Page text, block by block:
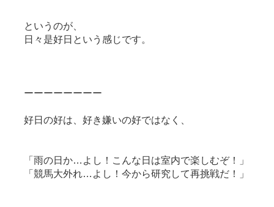
というのが、
日々是好日という感じです。
ーーーーーーーー
好日の好は、好き嫌いの好ではなく、
「雨の日か…よし！こんな日は室内で楽しむぞ！」
「競馬大外れ…よし！今から研究して再挑戦だ！」